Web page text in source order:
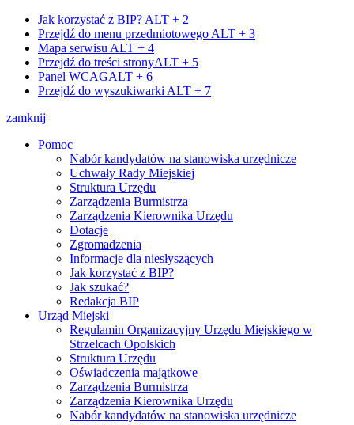
Jak korzystać z BIP? ALT + 2
Przejdź do menu przedmiotowego ALT + 3
Mapa serwisu ALT + 4
Przejdź do treści stronyALT + 5
Panel WCAGALT + 6
Przejdź do wyszukiwarki ALT + 7
zamknij
Pomoc
Nabór kandydatów na stanowiska urzędnicze
Uchwały Rady Miejskiej
Struktura Urzędu
Zarządzenia Burmistrza
Zarządzenia Kierownika Urzędu
Dotacje
Zgromadzenia
Informacje dla niesłyszących
Jak korzystać z BIP?
Jak szukać?
Redakcja BIP
Urząd Miejski
Regulamin Organizacyjny Urzędu Miejskiego w
Strzelcach Opolskich
Struktura Urzędu
Oświadczenia majątkowe
Zarządzenia Burmistrza
Zarządzenia Kierownika Urzędu
Nabór kandydatów na stanowiska urzędnicze